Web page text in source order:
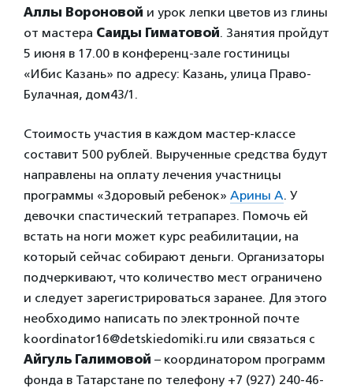
Аллы Вороновой и урок лепки цветов из глины
от мастера Саиды Гиматовой. Занятия пройдут
5 июня в 17.00 в конференц-зале гостиницы
«Ибис Казань» по адресу: Казань, улица Право-
Булачная, дом43/1.
Стоимость участия в каждом мастер-классе
составит 500 рублей. Вырученные средства будут
направлены на оплату лечения участницы
программы «Здоровый ребенок» Арины А. У
девочки спастический тетрапарез. Помочь ей
встать на ноги может курс реабилитации, на
который сейчас собирают деньги. Организаторы
подчеркивают, что количество мест ограничено
и следует зарегистрироваться заранее. Для этого
необходимо написать по электронной почте
koordinator16@detskiedomiki.ru или связаться с
Айгуль Галимовой – координатором программ
фонда в Татарстане по телефону +7 (927) 240-46-